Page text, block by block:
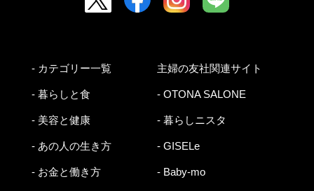
- カテゴリー一覧
- 暮らしと食
- 美容と健康
- あの人の生き方
- お金と働き方
主婦の友社関連サイト
- OTONA SALONE
- 暮らしニスタ
- GISELe
- Baby-mo